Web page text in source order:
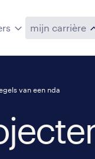
mijn carrière
van een nda